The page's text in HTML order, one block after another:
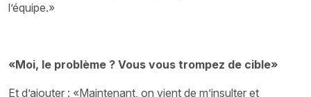
l’équipe.»
«Moi, le problème ? Vous vous trompez de cible»
Et d’ajouter : «Maintenant, on vient de m’insulter et